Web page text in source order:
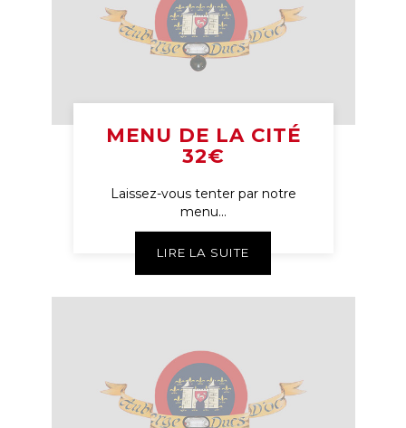
MENU DE LA CITÉ
32€
Laissez-vous tenter par notre
menu...
LIRE LA SUITE